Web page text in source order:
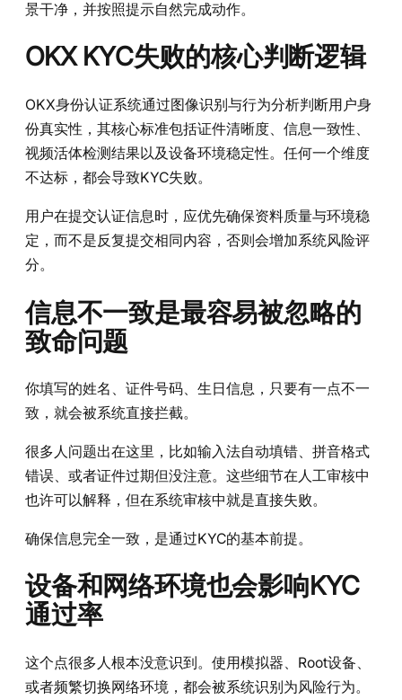
景干净，并按照提示自然完成动作。
OKX KYC失败的核心判断逻辑
OKX身份认证系统通过图像识别与行为分析判断用户身
份真实性，其核心标准包括证件清晰度、信息一致性、
视频活体检测结果以及设备环境稳定性。任何一个维度
不达标，都会导致KYC失败。
用户在提交认证信息时，应优先确保资料质量与环境稳
定，而不是反复提交相同内容，否则会增加系统风险评
分。
信息不一致是最容易被忽略的
致命问题
你填写的姓名、证件号码、生日信息，只要有一点不一
致，就会被系统直接拦截。
很多人问题出在这里，比如输入法自动填错、拼音格式
错误、或者证件过期但没注意。这些细节在人工审核中
也许可以解释，但在系统审核中就是直接失败。
确保信息完全一致，是通过KYC的基本前提。
设备和网络环境也会影响KYC
通过率
这个点很多人根本没意识到。使用模拟器、Root设备、
或者频繁切换网络环境，都会被系统识别为风险行为。